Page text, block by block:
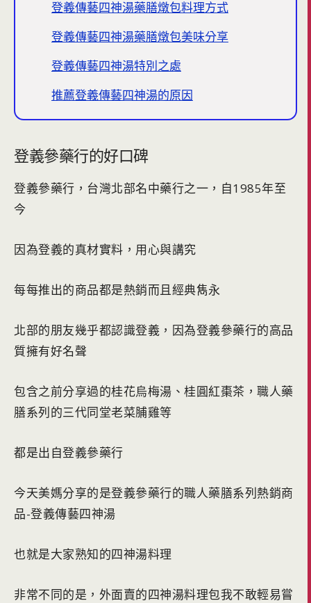
登義傳藝四神湯藥膳燉包料理方式
登義傳藝四神湯藥膳燉包美味分享
登義傳藝四神湯特別之處
推薦登義傳藝四神湯的原因
登義參藥行的好口碑
登義參藥行，台灣北部名中藥行之一，自1985年至
今
因為登義的真材實料，用心與講究
每每推出的商品都是熱銷而且經典雋永
北部的朋友幾乎都認識登義，因為登義參藥行的高品
質擁有好名聲
包含之前分享過的桂花烏梅湯、桂圓紅棗茶，職人藥
膳系列的三代同堂老菜脯雞等
都是出自登義參藥行
今天美媽分享的是登義參藥行的職人藥膳系列熱銷商
品-登義傳藝四神湯
也就是大家熟知的四神湯料理
非常不同的是，外面賣的四神湯料理包我不敢輕易嘗